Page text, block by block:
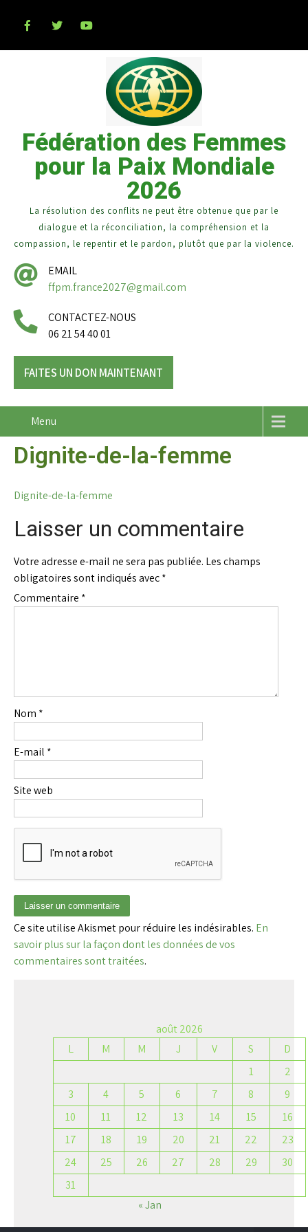
Fédération des Femmes
pour la Paix Mondiale
2026
La résolution des conflits ne peut être obtenue que par le
dialogue et la réconciliation, la compréhension et la
compassion, le repentir et le pardon, plutôt que par la violence.
EMAIL
ffpm.france2027@gmail.com
CONTACTEZ-NOUS
06 21 54 40 01
FAITES UN DON MAINTENANT
Menu
Dignite-de-la-femme
Dignite-de-la-femme
Laisser un commentaire
Votre adresse e-mail ne sera pas publiée. Les champs
obligatoires sont indiqués avec*
Commentaire *
Nom *
E-mail *
Site web
Ce site utilise Akismet pour réduire les indésirables. En
savoir plus sur la façon dont les données de vos
commentaires sont traitées.
août 2026
L
M M J V S
D
1
2
3
4 5 6 7 8
9
10
11 12 13 14 15
16
17
18 19 20 21 22
23
24
25 26 27 28 29
30
31
« Jan